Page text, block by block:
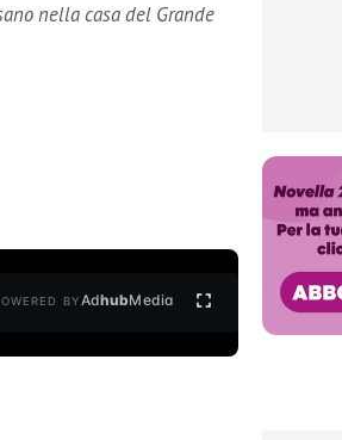
nella casa del Grande
BYAdhubMedia